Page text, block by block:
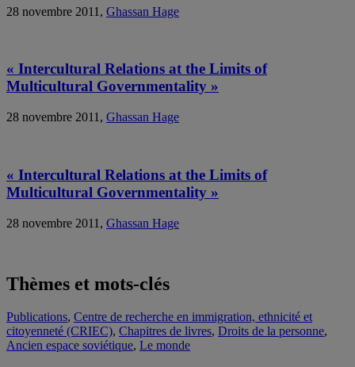
28 novembre 2011, Ghassan Hage
« Intercultural Relations at the Limits of
Multicultural Governmentality »
28 novembre 2011, Ghassan Hage
« Intercultural Relations at the Limits of
Multicultural Governmentality »
28 novembre 2011, Ghassan Hage
Thèmes et mots-clés
Publications, Centre de recherche en immigration, ethnicité et
citoyenneté (CRIEC), Chapitres de livres, Droits de la personne,
Ancien espace soviétique, Le monde